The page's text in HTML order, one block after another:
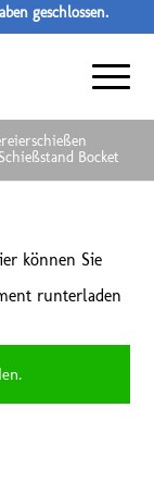
geschlossen.
Bocket
können Sie
runterladen